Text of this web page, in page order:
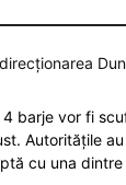
4 barje vor fi
Autoritățile
cu una dintre